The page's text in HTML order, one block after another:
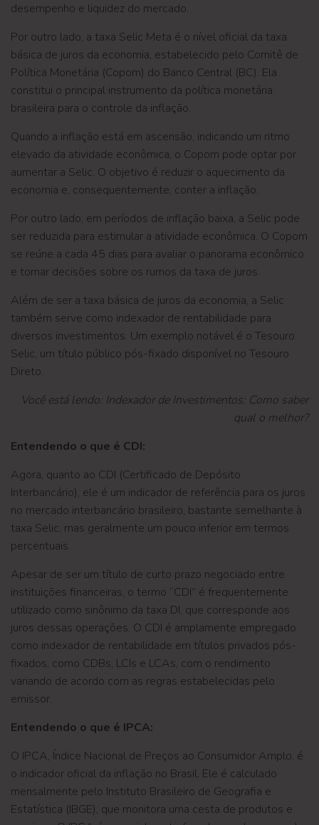
desempenho e liquidez do mercado.
Por outro lado, a taxa Selic Meta é o nível oficial da taxa
básica de juros da economia, estabelecido pelo Comitê de
Política Monetária (Copom) do Banco Central (BC). Ela
constitui o principal instrumento da política monetária
brasileira para o controle da inflação.
Quando a inflação está em ascensão, indicando um ritmo
elevado da atividade econômica, o Copom pode optar por
aumentar a Selic. O objetivo é reduzir o aquecimento da
economia e, consequentemente, conter a inflação.
Por outro lado, em períodos de inflação baixa, a Selic pode
ser reduzida para estimular a atividade econômica. O Copom
se reúne a cada 45 dias para avaliar o panorama econômico
e tomar decisões sobre os rumos da taxa de juros.
Além de ser a taxa básica de juros da economia, a Selic
também serve como indexador de rentabilidade para
diversos investimentos. Um exemplo notável é o Tesouro
Selic, um título público pós-fixado disponível no Tesouro
Direto.
Você está lendo: Indexador de Investimentos: Como saber
qual o melhor?
Entendendo o que é CDI:
Agora, quanto ao CDI (Certificado de Depósito
Interbancário), ele é um indicador de referência para os juros
no mercado interbancário brasileiro, bastante semelhante à
taxa Selic, mas geralmente um pouco inferior em termos
percentuais.
Apesar de ser um título de curto prazo negociado entre
instituições financeiras, o termo “CDI” é frequentemente
utilizado como sinônimo da taxa DI, que corresponde aos
juros dessas operações. O CDI é amplamente empregado
como indexador de rentabilidade em títulos privados pós-
fixados, como CDBs, LCIs e LCAs, com o rendimento
variando de acordo com as regras estabelecidas pelo
emissor.
Entendendo o que é IPCA:
O IPCA, Índice Nacional de Preços ao Consumidor Amplo, é
o indicador oficial da inflação no Brasil. Ele é calculado
mensalmente pelo Instituto Brasileiro de Geografia e
Estatística (IBGE), que monitora uma cesta de produtos e